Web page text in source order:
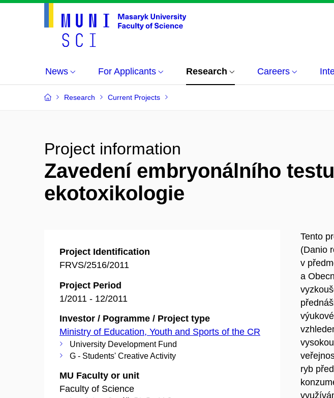
News For Applicants Research Careers
Research Current Projects
Project information
Zavedení embryonálního
ekotoxikologie
Project Identification
FRVS/2516/2011
Project Period
1/2011 - 12/2011
Investor / Pogramme / Project type
Ministry of Education, Youth and Sports of the CR
University Development Fund
G - Students' Creative Activity
MU Faculty or unit
Faculty of Science
Tento
(Danio
v
a
ryb